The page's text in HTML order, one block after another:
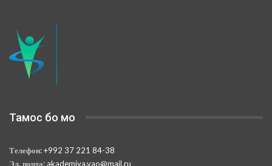
Тамос бо мо
Телефон:+992 37 221 84-38
Эл. почта: akademiya.vao@mail.ru